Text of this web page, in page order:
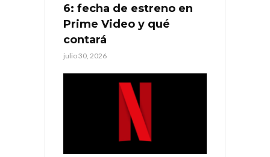
6: fecha de estreno en
Prime Video y qué
contará
julio 30, 2026